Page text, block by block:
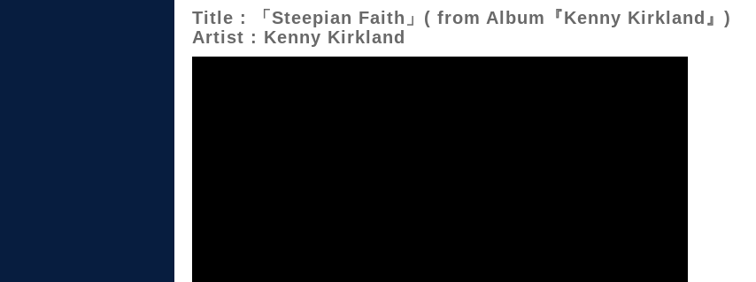
Title : 「Steepian Faith」( from Album『Kenny Kirkland』)
Artist : Kenny Kirkland